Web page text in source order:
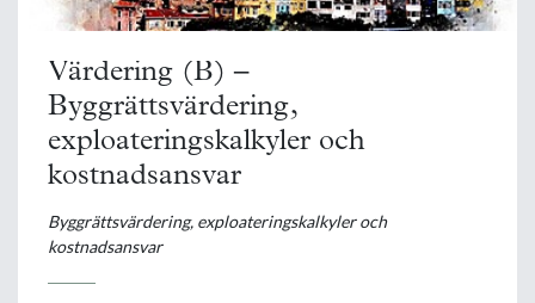
Värdering (B) –
Byggrättsvärdering,
exploateringskalkyler och
kostnadsansvar
Byggrättsvärdering, exploateringskalkyler och
kostnadsansvar